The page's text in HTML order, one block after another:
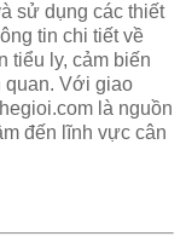
sử dụng các thiết
tin chi tiết về
tiểu ly, cảm biến
quan. Với giao
là nguồn
đến lĩnh vực cân